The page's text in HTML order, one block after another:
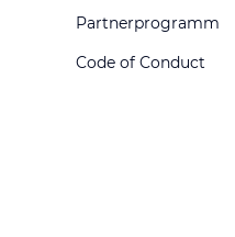
Partnerprogramm
Code of Conduct